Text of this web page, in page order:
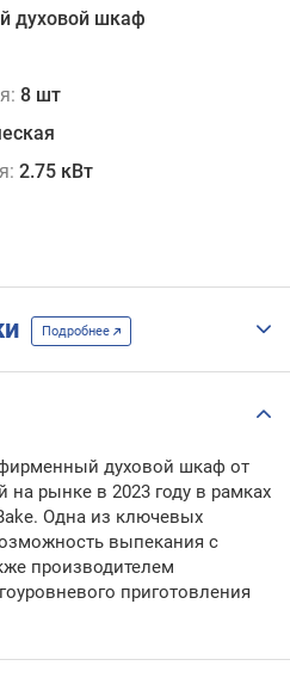
духовой шкаф
8 шт
2.75 кВт
Подробнее
духовой шкаф от
на рынке в 2023 году в рамках
Одна из ключевых
выпекания с
производителем
приготовления